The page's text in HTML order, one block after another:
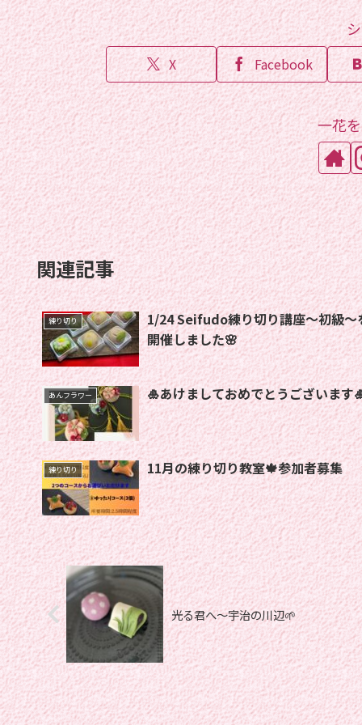
X Facebook
一花
関連記事
練り切り
1/24 Seifudo練り切り講座〜初級〜を
開催しました🌸
あんフラワー 🎍あけましておめでとうございます
練り切り 11月の練り切り教室🍁参加者募集
光る君へ〜宇治の川辺🌱